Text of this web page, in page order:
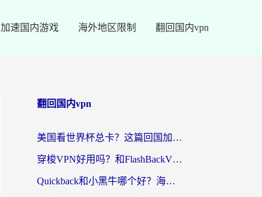
加速国内游戏 海外地区限制 翻回国内vpn
翻回国内vpn
美国看世界杯总卡？这篇回国加速器指南帮你无缝刷国内资源（附苹果手机VPN设置步骤）
穿梭VPN好用吗？和FlashBackVPN对比哪个回国效果更好？
Quickback和小黑牛哪个好？海外党亲测指南，选对回国加速器秒回国内